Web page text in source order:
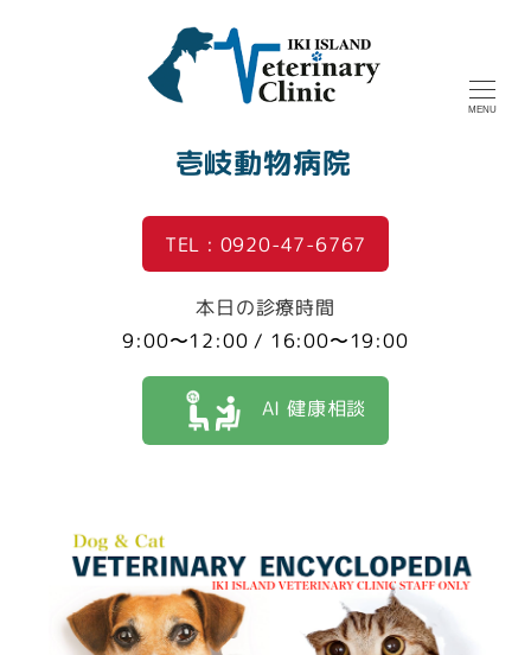
壱岐動物病院
MENU
TEL : 0920-47-6767
本日の診療時間
9:00〜12:00 / 16:00〜19:00
AI 健康相談